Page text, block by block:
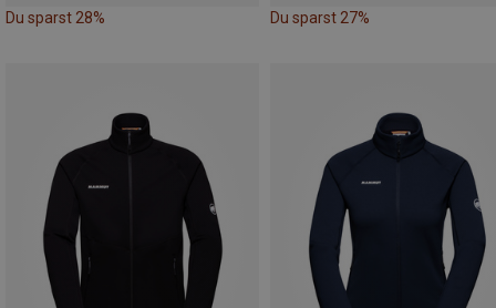
Du sparst 28% Du sparst 27%